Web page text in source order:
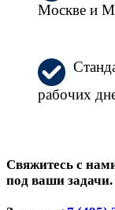
Москве и
рабочих
Свяжитесь с
под ваши задачи.